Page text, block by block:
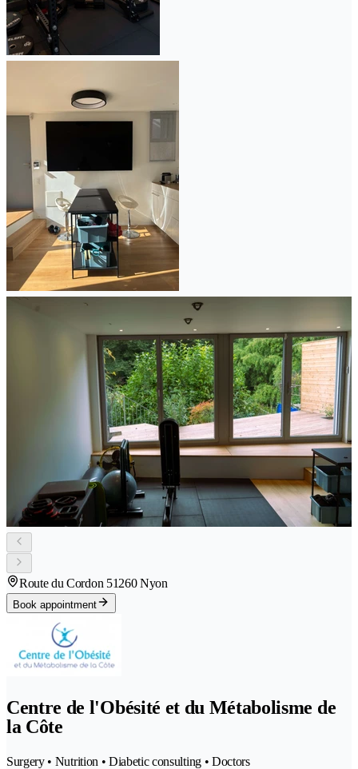
Route du Cordon 51260 Nyon
Book appointment
Centre de l'Obésité et du Métabolisme de
la Côte
Surgery • Nutrition • Diabetic consulting • Doctors